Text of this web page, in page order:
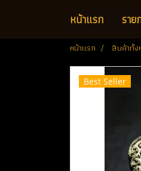
หน้าแรก รา
หน้าแรก สินค้าทั้ง
Best Seller